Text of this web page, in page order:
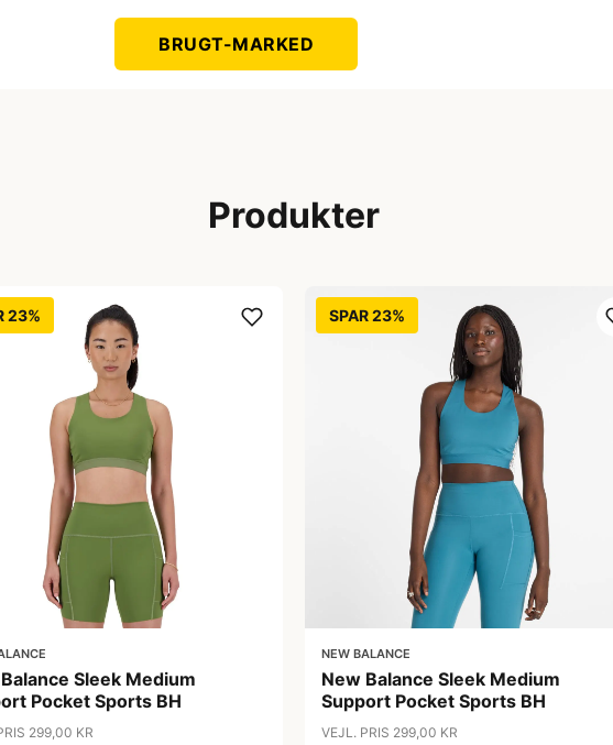
BRUGT-MARKED
Produkter
23%
Sleek Medium
Pocket Sports BH
299,00 KR
SPAR 23%
NEW BALANCE
New Balance Sleek Medium
Support Pocket Sports BH
VEJL. PRIS 299,00 KR